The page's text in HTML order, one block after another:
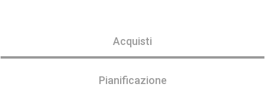
Acquisti
Pianificazione